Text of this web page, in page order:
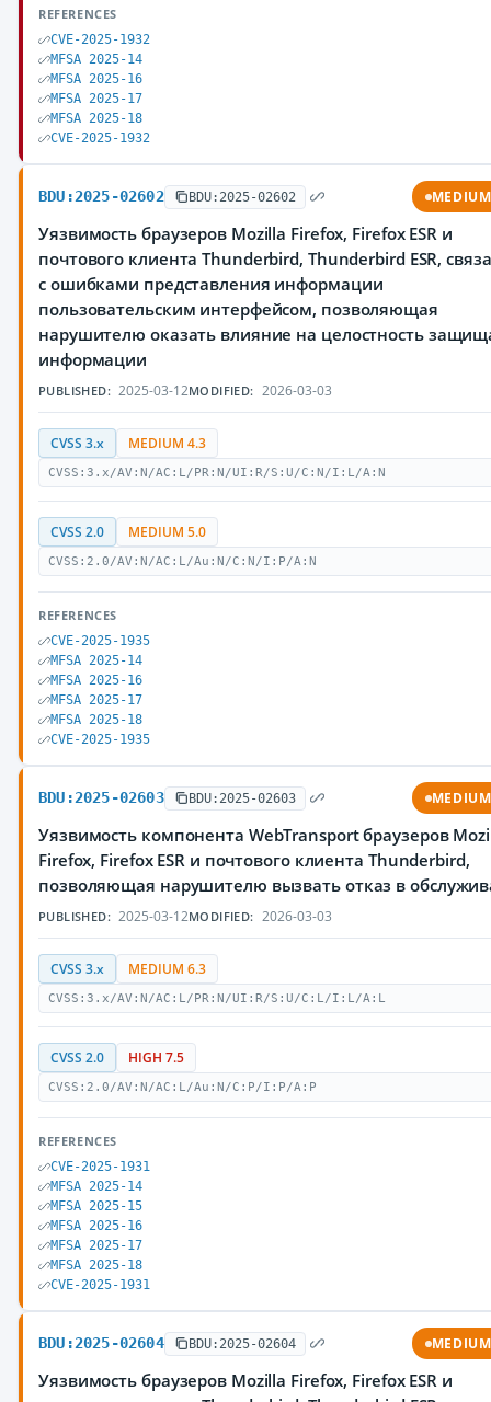
REFERENCES
CVE-2025-1932
MFSA 2025-14
MFSA 2025-16
MFSA 2025-17
MFSA 2025-18
CVE-2025-1932
BDU:2025-02602 BDU:2025-02602 MEDIUM
Уязвимость браузеров Mozilla Firefox, Firefox ESR и
почтового клиента Thunderbird, Thunderbird ESR,
с ошибками представления информации
пользовательским интерфейсом, позволяющая
нарушителю оказать влияние на целостность
информации
PUBLISHED: 2025-03-12MODIFIED: 2026-03-03
CVSS 3.x MEDIUM 4.3
CVSS:3.x/AV:N/AC:L/PR:N/UI:R/S:U/C:N/I:L/A:N
CVSS 2.0 MEDIUM 5.0
CVSS:2.0/AV:N/AC:L/Au:N/C:N/I:P/A:N
REFERENCES
CVE-2025-1935
MFSA 2025-14
MFSA 2025-16
MFSA 2025-17
MFSA 2025-18
CVE-2025-1935
BDU:2025-02603 BDU:2025-02603 MEDIUM
Уязвимость компонента WebTransport браузеров
Firefox, Firefox ESR и почтового клиента Thunderbird,
позволяющая нарушителю вызвать отказ в
PUBLISHED: 2025-03-12MODIFIED: 2026-03-03
CVSS 3.x MEDIUM 6.3
CVSS:3.x/AV:N/AC:L/PR:N/UI:R/S:U/C:L/I:L/A:L
CVSS 2.0 HIGH 7.5
CVSS:2.0/AV:N/AC:L/Au:N/C:P/I:P/A:P
REFERENCES
CVE-2025-1931
MFSA 2025-14
MFSA 2025-15
MFSA 2025-16
MFSA 2025-17
MFSA 2025-18
CVE-2025-1931
BDU:2025-02604 BDU:2025-02604 MEDIUM
Уязвимость браузеров Mozilla Firefox, Firefox ESR и